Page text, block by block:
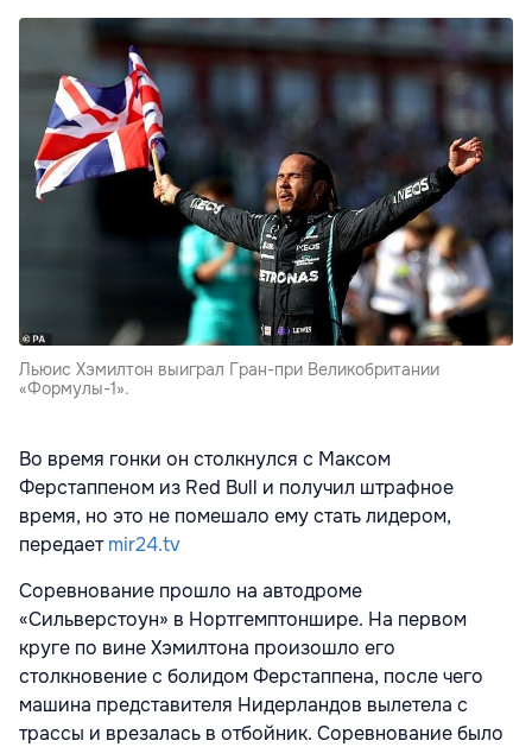
Льюис Хэмилтон выиграл Гран-при Великобритании
«Формулы-1».
Во время гонки он столкнулся с Максом
Ферстаппеном из Red Bull и получил штрафное
время, но это не помешало ему стать лидером,
передаетmir24.tv
Соревнование прошло на автодроме
«Сильверстоун» в Нортгемптоншире. На первом
круге по вине Хэмилтона произошло его
столкновение с болидом Ферстаппена, после чего
машина представителя Нидерландов вылетела с
трассы и врезалась в отбойник. Соревнование было